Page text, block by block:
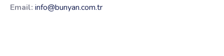
Email: info@bunyan.com.tr